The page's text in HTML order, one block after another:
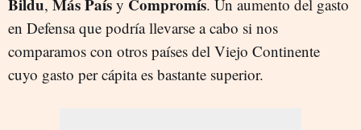
Bildu, Más País y Compromís. Un aumento del gasto
en Defensa que podría llevarse a cabo si nos
comparamos con otros países del Viejo Continente
cuyo gasto per cápita es bastante superior.